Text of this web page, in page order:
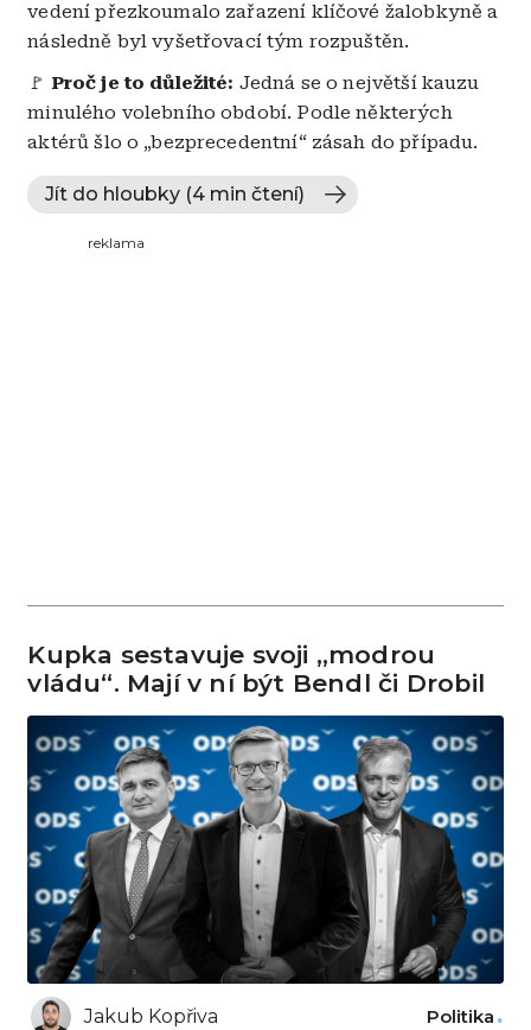
vedení přezkoumalo zařazení klíčové žalobkyně a
následně byl vyšetřovací tým rozpuštěn.
🚩 Proč je to důležité: Jedná se o největší kauzu
minulého volebního období. Podle některých
aktérů šlo o „bezprecedentní“ zásah do případu.
Jít do hloubky (4 min čtení)
reklama
Kupka sestavuje svoji „modrou
vládu“. Mají v ní být Bendl či Drobil
Jakub Kopřiva Politika